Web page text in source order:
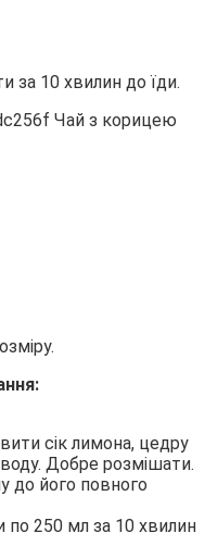
за 10 хвилин до їди.
сік лимона, цедру
Добре розмішати.
до його повного
по 250 мл за 10 хвилин